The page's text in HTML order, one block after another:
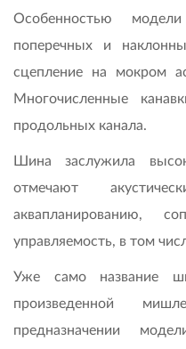
Особенностью
поперечных и
сцепление на мокром
Многочисленные
продольных канала.
Шина заслужила
отмечают
аквапланированию,
управляемость, в том
Уже само название
произведенной
предназначении